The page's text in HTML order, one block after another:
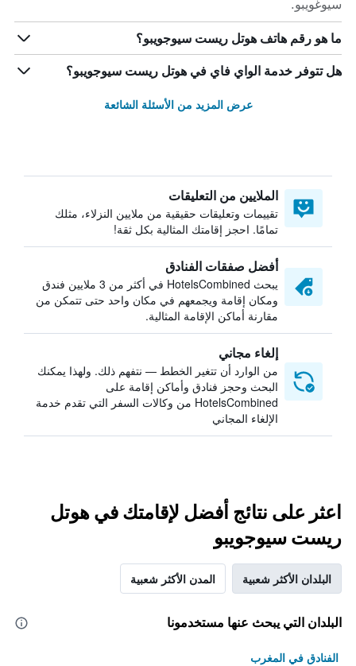
سيوغويبو.
ما هو رقم هاتف هوتل ريست سيوجويبو؟
هل تتوفر خدمة الواي فاي في هوتل ريست سيوجويبو؟
عرض المزيد من الأسئلة الشائعة
الملايين من التعليقات
تقييمات وتعليقات حقيقية من ملايين النزلاء، مثلك
تمامًا. احجز إقامتك المثالية بكل ثقة!
أفضل صفقات الفنادق
يبحث HotelsCombined في أكثر من 3 ملايين فندق
ومكان إقامة ويجمعهم في مكان واحد حتى تتمكن من
مقارنة أماكن الإقامة المثالية.
إلغاء مجاني
من الوارد أن تتغير الخطط — نتفهم ذلك. ولهذا يمكنك
البحث وحجز فنادق وأماكن إقامة على
HotelsCombined من وكالات السفر التي تقدم خدمة
الإلغاء المجاني
اعثر على نتائج أفضل لإقامتك في هوتل
ريست سيوجويبو
البلدان الأكثر شعبية المدن الأكثر شعبية
البلدان التي يبحث عنها مستخدمونا
الفنادق في المغرب